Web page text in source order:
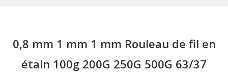
0,8 mm 1 mm 1 mm Rouleau de fil en
étain 100g 200G 250G 500G 63/37